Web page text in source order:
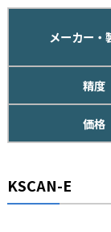
メーカー・
精度
価格
KSCAN-E